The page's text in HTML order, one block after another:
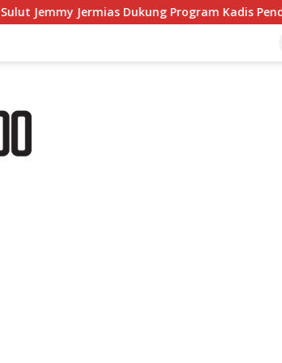
Jermias Dukung Program Kadis Pendidikan Sulut